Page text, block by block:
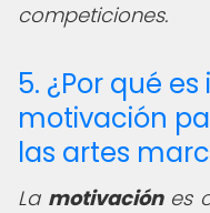
competiciones.
5. ¿Por qué
motivación
las artes
La motivaciónes